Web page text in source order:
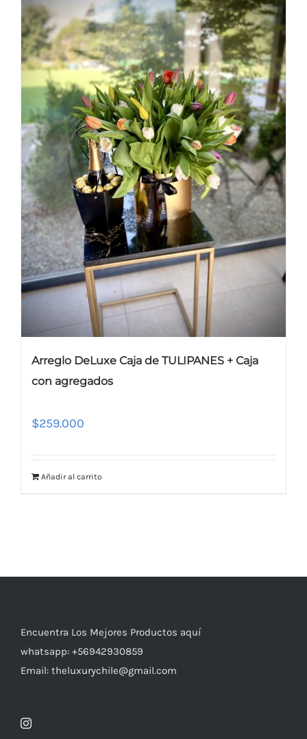
Arreglo DeLuxe Caja de TULIPANES + Caja
con agregados
$259.000
Añadir al carrito
Encuentra Los Mejores Productos aquí
whatsapp: +56942930859
Email: theluxurychile@gmail.com